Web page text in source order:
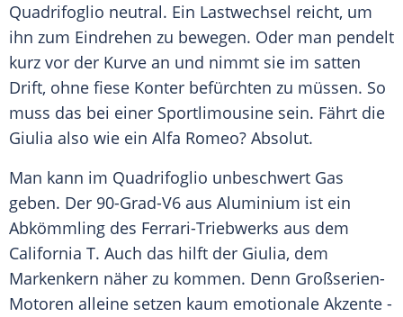
Quadrifoglio neutral. Ein Lastwechsel reicht, um
ihn zum Eindrehen zu bewegen. Oder man pendelt
kurz vor der Kurve an und nimmt sie im satten
Drift, ohne fiese Konter befürchten zu müssen. So
muss das bei einer Sportlimousine sein. Fährt die
Giulia also wie ein Alfa Romeo? Absolut.
Man kann im Quadrifoglio unbeschwert Gas
geben. Der 90-Grad-V6 aus Aluminium ist ein
Abkömmling des Ferrari-Triebwerks aus dem
California T. Auch das hilft der Giulia, dem
Markenkern näher zu kommen. Denn Großserien-
Motoren alleine setzen kaum emotionale Akzente -